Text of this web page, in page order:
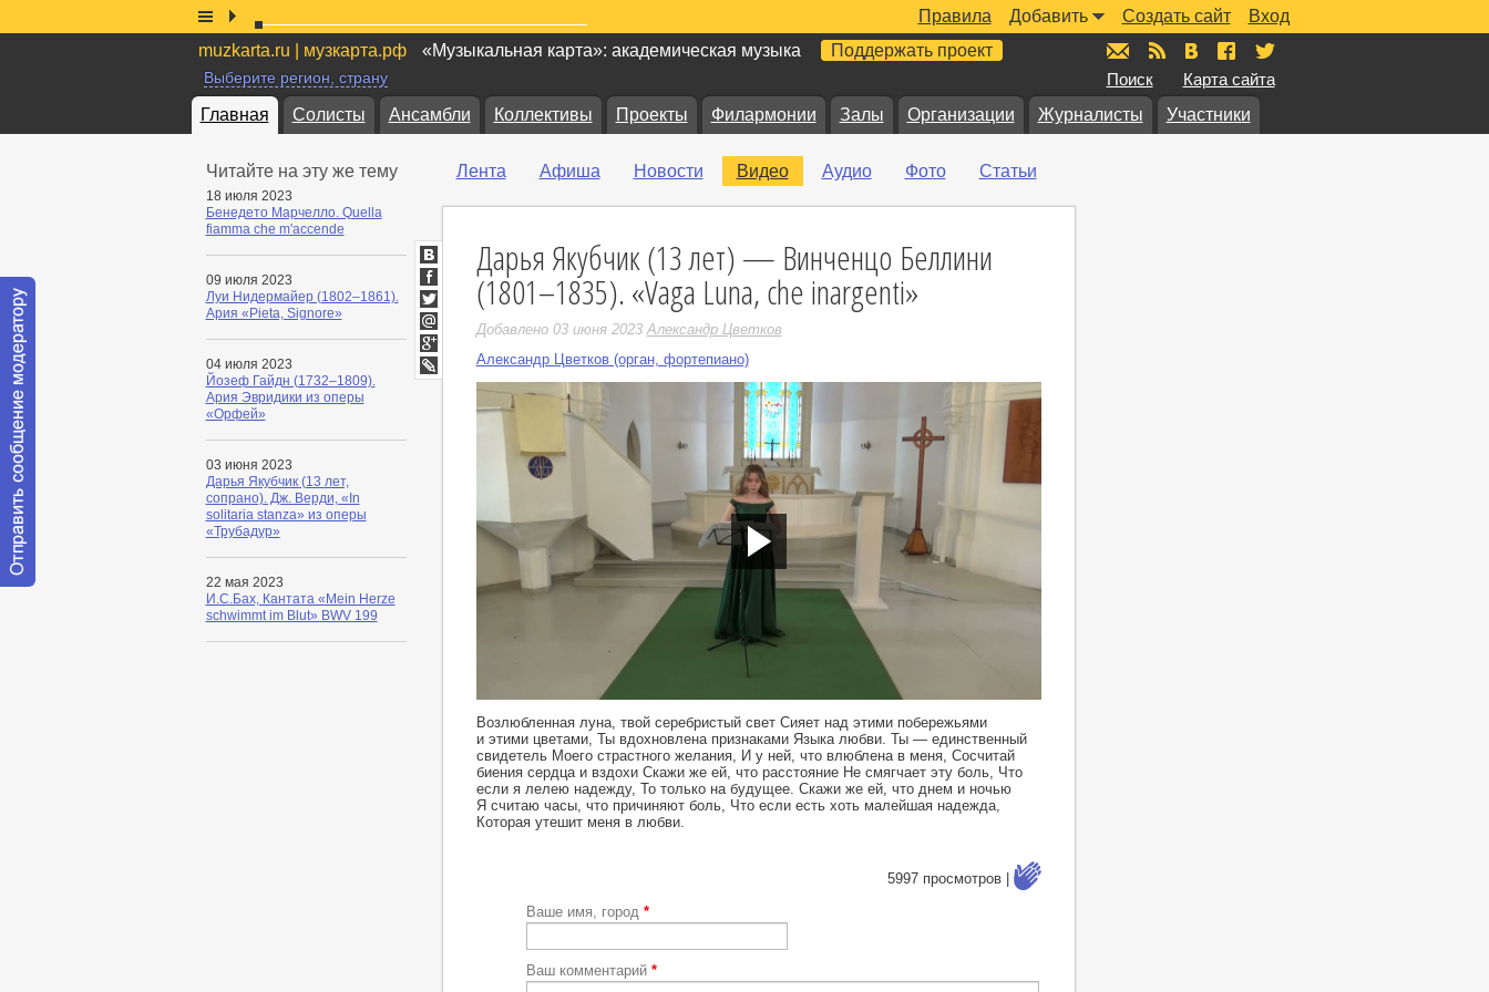
Вход
Создать сайт
Добавить
Правила
muzkarta.ru | музкарта.рф
«Музыкальная карта»: академическая музыка Поддержать проект
Выберите регион, страну Поиск Карта сайта
Главная Солисты Ансамбли Коллективы Проекты Филармонии Залы Организации Журналисты Участники
Читайте на эту же тему
18 июля 2023
Бенедето Марчелло. Quella
fiamma che m'accende
09 июля 2023
Луи Нидермайер (1802–1861).
Ария «Pieta, Signore»
04 июля 2023
Йозеф Гайдн (1732–1809).
Ария Эвридики из оперы
«Орфей»
03 июня 2023
Дарья Якубчик (13 лет,
сопрано). Дж. Верди, «In
solitaria stanza» из оперы
«Трубадур»
22 мая 2023
И.С.Бах, Кантата «Mein Herze
schwimmt im Blut» BWV 199
Лента Афиша Новости Видео Аудио Фото Статьи
Дарья Якубчик (13 лет) — Винченцо Беллини
(1801–1835). «Vaga Luna, che inargenti»
Добавлено 03 июня 2023Александр Цветков
Александр Цветков (орган, фортепиано)
Возлюбленная луна, твой серебристый свет Сияет над этими побережьями
и этими цветами, Ты вдохновлена признаками Языка любви. Ты — единственный
свидетель Моего страстного желания, И у ней, что влюблена в меня, Сосчитай
биения сердца и вздохи Скажи же ей, что расстояние Не смягчает эту боль, Что
если я лелею надежду, То только на будущее. Скажи же ей, что днем и ночью
Я считаю часы, что причиняют боль, Что если есть хоть малейшая надежда,
Которая утешит меня в любви.
ВКонтакте
Facebook
Twitter
Мой
Мир
Google+
LiveJournal
5997 просмотров |
Ваше имя, город *
Ваш комментарий *